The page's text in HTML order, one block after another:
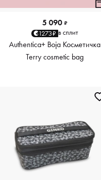
5 090 ₽
1273₽ в сплит
Authentica+ Boja Косметичка
Terry cosmetic bag